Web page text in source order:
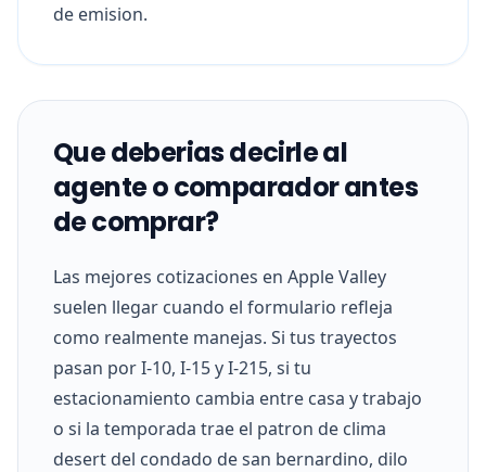
de emision.
Que deberias decirle al
agente o comparador antes
de comprar?
Las mejores cotizaciones en Apple Valley
suelen llegar cuando el formulario refleja
como realmente manejas. Si tus trayectos
pasan por I-10, I-15 y I-215, si tu
estacionamiento cambia entre casa y trabajo
o si la temporada trae el patron de clima
desert del condado de san bernardino, dilo